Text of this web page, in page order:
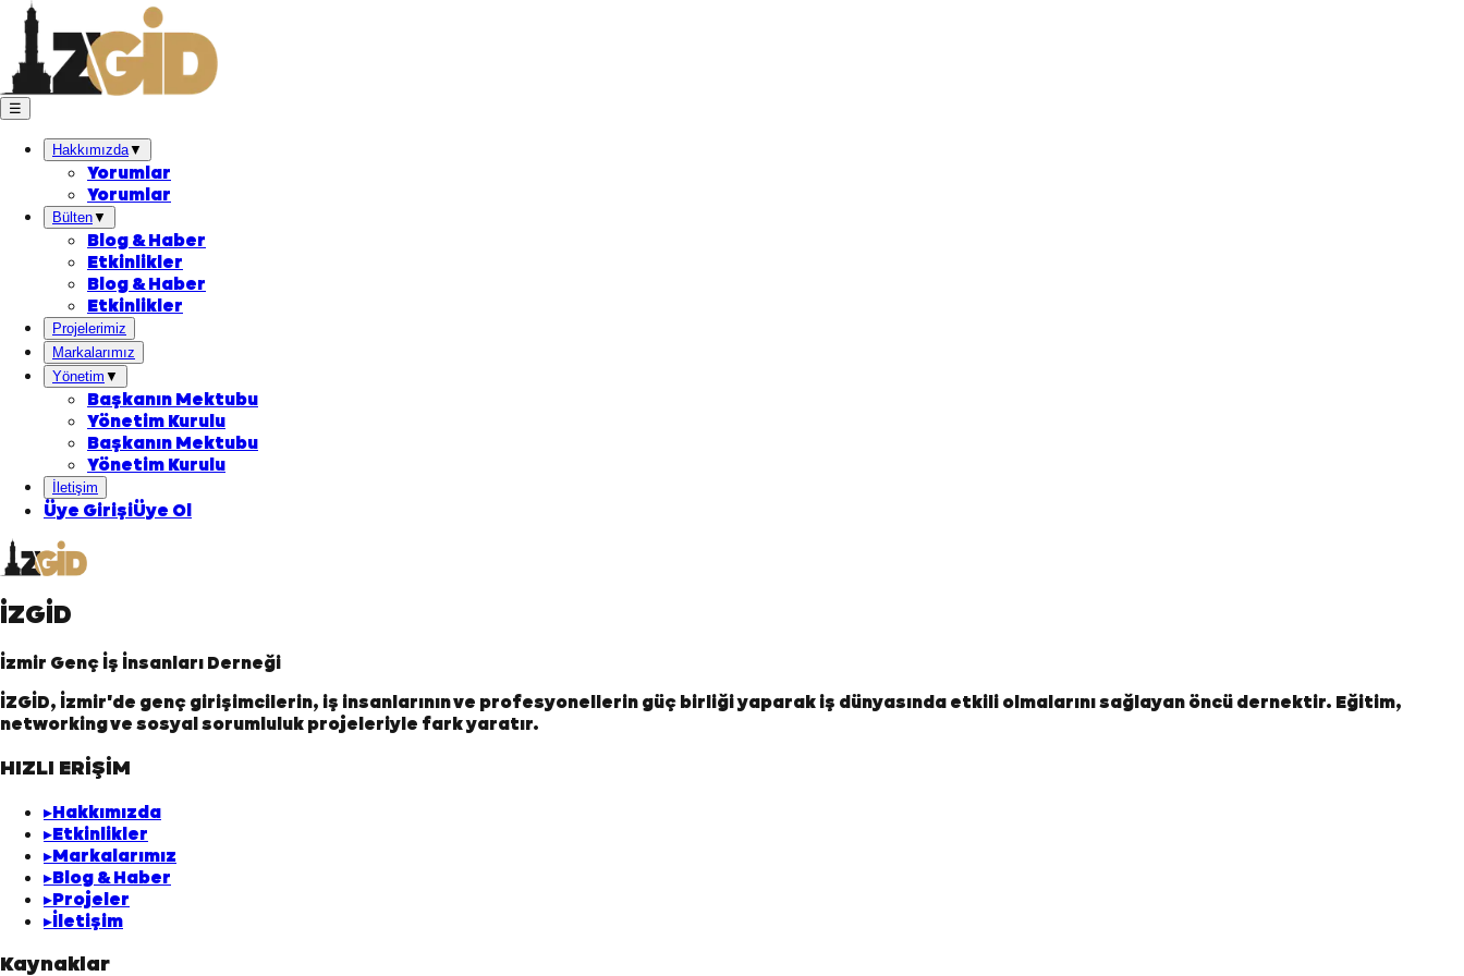
☰
Hakkımızda▼
Yorumlar
Yorumlar
Bülten▼
Blog & Haber
Etkinlikler
Blog & Haber
Etkinlikler
Projelerimiz
Markalarımız
Yönetim ▼
Başkanın Mektubu
Yönetim Kurulu
Başkanın Mektubu
Yönetim Kurulu
İletişim
Üye GirişiÜye Ol
İZGİD
İzmir Genç İş İnsanları Derneği
İZGİD, İzmir'de genç girişimcilerin, iş insanlarının ve profesyonellerin güç birliği yaparak iş dünyasında etkili olmalarını sağlayan öncü dernektir. Eğitim,
networking ve sosyal sorumluluk projeleriyle fark yaratır.
HIZLI ERİŞİM
▸Hakkımızda
▸Etkinlikler
▸Markalarımız
▸Blog & Haber
▸Projeler
▸İletişim
Kaynaklar